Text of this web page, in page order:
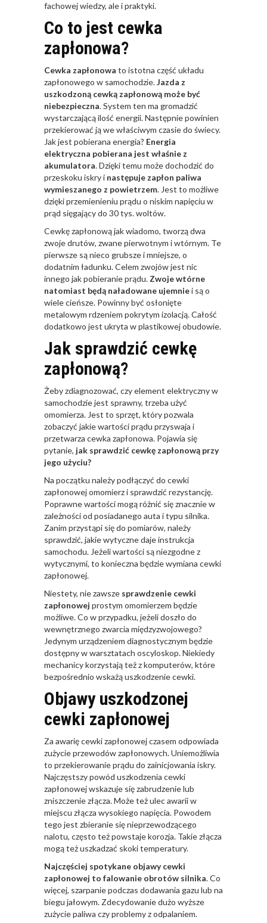
fachowej wiedzy, ale i praktyki.
Co to jest cewka
zapłonowa?
Cewka zapłonowa to istotna część układu
zapłonowego w samochodzie.Jazda z
uszkodzoną cewką zapłonową może być
niebezpieczna. System ten ma gromadzić
wystarczającą ilość energii. Następnie powinien
przekierować ją we właściwym czasie do świecy.
Jak jest pobierana energia? Energia
elektryczna pobierana jest właśnie z
akumulatora. Dzięki temu może dochodzić do
przeskoku iskry i następuje zapłon paliwa
wymieszanego z powietrzem. Jest to możliwe
dzięki przemienieniu prądu o niskim napięciu w
prąd sięgający do 30 tys. woltów.
Cewkę zapłonową jak wiadomo, tworzą dwa
zwoje drutów, zwane pierwotnym i wtórnym. Te
pierwsze są nieco grubsze i mniejsze, o
dodatnim ładunku. Celem zwojów jest nic
innego jak pobieranie prądu.Zwoje wtórne
natomiast będą naładowane ujemniei są o
wiele cieńsze. Powinny być osłonięte
metalowym rdzeniem pokrytym izolacją. Całość
dodatkowo jest ukryta w plastikowej obudowie.
Jak sprawdzić cewkę
zapłonową?
Żeby zdiagnozować, czy element elektryczny w
samochodzie jest sprawny, trzeba użyć
omomierza. Jest to sprzęt, który pozwala
zobaczyć jakie wartości prądu przyswaja i
przetwarza cewka zapłonowa. Pojawia się
pytanie, jak sprawdzić cewkę zapłonową przy
jego użyciu?
Na początku należy podłączyć do cewki
zapłonowej omomierz i sprawdzić rezystancję.
Poprawne wartości mogą różnić się znacznie w
zależności od posiadanego auta i typu silnika.
Zanim przystąpi się do pomiarów, należy
sprawdzić, jakie wytyczne daje instrukcja
samochodu. Jeżeli wartości są niezgodne z
wytycznymi, to konieczna będzie wymiana cewki
zapłonowej.
Niestety, nie zawsze sprawdzenie cewki
zapłonowej prostym omomierzem będzie
możliwe. Co w przypadku, jeżeli doszło do
wewnętrznego zwarcia międzyzwojowego?
Jedynym urządzeniem diagnostycznym będzie
dostępny w warsztatach oscyloskop. Niekiedy
mechanicy korzystają też z komputerów, które
bezpośrednio wskażą uszkodzenie cewki.
Objawy uszkodzonej
cewki zapłonowej
Za awarię cewki zapłonowej czasem odpowiada
zużycie przewodów zapłonowych. Uniemożliwia
to przekierowanie prądu do zainicjowania iskry.
Najczęstszy powód uszkodzenia cewki
zapłonowej wskazuje się zabrudzenie lub
zniszczenie złącza. Może też ulec awarii w
miejscu złącza wysokiego napięcia. Powodem
tego jest zbieranie się nieprzewodzącego
nalotu, często też powstaje korozja. Takie złącza
mogą też uszkadzać skoki temperatury.
Najczęściej spotykane objawy cewki
zapłonowej to falowanie obrotów silnika. Co
więcej, szarpanie podczas dodawania gazu lub na
biegu jałowym. Zdecydowanie dużo wyższe
zużycie paliwa czy problemy z odpalaniem.